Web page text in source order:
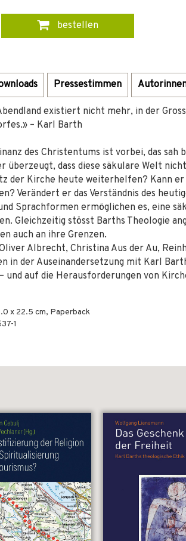
bestellen
Pressestimmen
existiert nicht mehr, in der
– Karl Barth
des Christentums ist vorbei, das sah
überzeugt, dass diese säkulare Welt
der Kirche heute weiterhelfen? Kann
Verändert er das Verständnis des
Sprachformen ermöglichen es, eine
Gleichzeitig stösst Barths Theologie
auch an ihre Grenzen.
Albrecht, Christina Aus der Au,
in der Auseinandersetzung mit Karl
und auf die Herausforderungen von
x 22.5 cm, Paperback
1